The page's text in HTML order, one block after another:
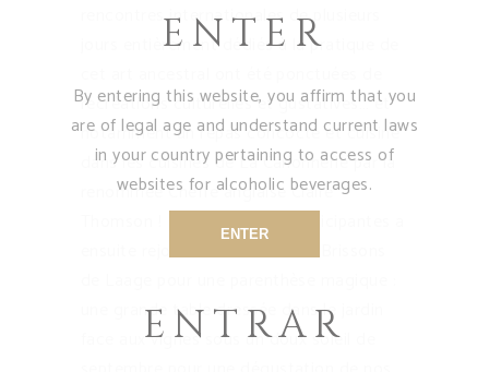
rencontres internationales de plusieurs
jours entièrement dédiés à la pratique de
récréations culturelles et gustatives… et
notamment un repas concocté et cuisiné
dans les cuisines de La Canonnerie par la
renommée Cheffe anglaise Claire
Thomson ! La trentaine de participantes a
ensuite rejoint le Domaine des Brissons
une grande table dressée dans le jardin
face aux vignes sous un doux soleil de
ENTER
By entering this website, you affirm that you
are of legal age and understand current laws
in your country pertaining to access of
websites for alcoholic beverages.
ENTER
ENTRAR